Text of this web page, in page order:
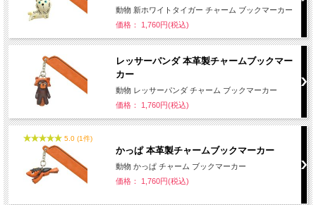
動物 新ホワイトタイガー チャーム ブックマーカー
価格： 1,760円(税込)
レッサーパンダ 本革製チャームブックマー
カー
動物 レッサーパンダ チャーム ブックマーカー
価格： 1,760円(税込)
5.0 (1件)
かっぱ 本革製チャームブックマーカー
動物 かっぱ チャーム ブックマーカー
価格： 1,760円(税込)